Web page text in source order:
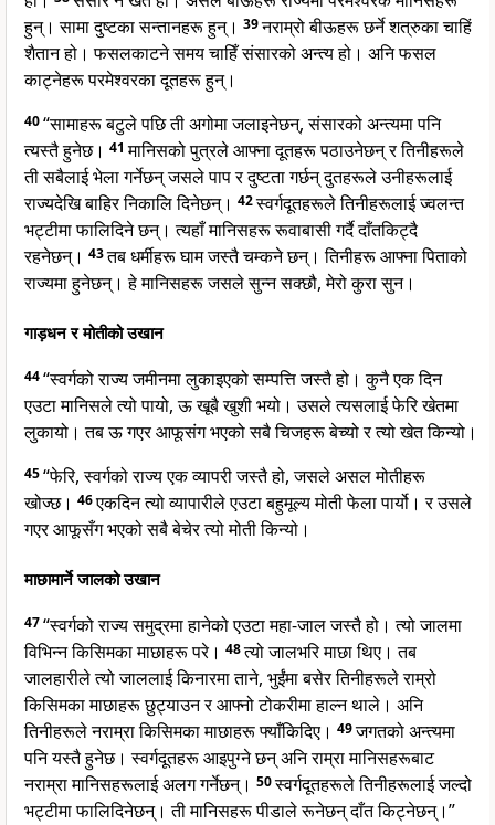
हुन्। सामा दुष्टका सन्तानहरू हुन्। 39नराम्रो बीऊहरू छर्ने शत्रुका चाहिं
शैतान हो। फसलकाटने समय चाहिँ संसारको अन्त्य हो। अनि फसल
काट्नेहरू परमेश्वरका दूतहरू हुन्।
40“सामाहरू बटुले पछि ती अगोमा जलाइनेछन्, संसारको अन्त्यमा पनि
त्यस्तै हुनेछ। 41मानिसको पुत्रले आफ्ना दूतहरू पठाउनेछन् र तिनीहरूले
ती सबैलाई भेला गर्नेछन् जसले पाप र दुष्टता गर्छन् दुतहरूले उनीहरूलाई
राज्यदेखि बाहिर निकालि दिनेछन्। 42स्वर्गदूतहरूले तिनीहरूलाई ज्वलन्त
भट्टीमा फालिदिने छन्। त्यहाँ मानिसहरू रूवाबासी गर्दै दाँतकिट्दै
रहनेछन्। 43तब धर्मीहरू घाम जस्तै चम्कने छन्। तिनीहरू आफ्ना पिताको
राज्यमा हुनेछन्। हे मानिसहरू जसले सुन्न सक्छौ, मेरो कुरा सुन।
गाड़धन र मोतीको उखान
44“स्वर्गको राज्य जमीनमा लुकाइएको सम्पत्ति जस्तै हो। कुनै एक दिन
एउटा मानिसले त्यो पायो, ऊ खूबै खुशी भयो। उसले त्यसलाई फेरि खेतमा
लुकायो। तब ऊ गएर आफूसंग भएको सबै चिजहरू बेच्यो र त्यो खेत किन्यो।
45“फेरि, स्वर्गको राज्य एक व्यापरी जस्तै हो, जसले असल मोतीहरू
खोज्छ। 46एकदिन त्यो व्यापारीले एउटा बहुमूल्य मोती फेला पार्यो। र उसले
गएर आफूसँग भएको सबै बेचेर त्यो मोती किन्यो।
माछामार्ने जालको उखान
47“स्वर्गको राज्य समुद्रमा हानेको एउटा महा-जाल जस्तै हो। त्यो जालमा
विभिन्न किसिमका माछाहरू परे। 48त्यो जालभरि माछा थिए। तब
जालहारीले त्यो जाललाई किनारमा ताने, भुईंमा बसेर तिनीहरूले राम्रो
किसिमका माछाहरू छुट्याउन र आफ्नो टोकरीमा हाल्न थाले। अनि
तिनीहरूले नराम्रा किसिमका माछाहरू फ्याँकिदिए। 49जगतको अन्त्यमा
पनि यस्तै हुनेछ। स्वर्गदूतहरू आइपुग्ने छन् अनि राम्रा मानिसहरूबाट
नराम्रा मानिसहरूलाई अलग गर्नेछन्। 50स्वर्गदूतहरूले तिनीहरूलाई जल्दो
भट्टीमा फालिदिनेछन्। ती मानिसहरू पीडाले रूनेछन् दाँत किट्नेछन्।”